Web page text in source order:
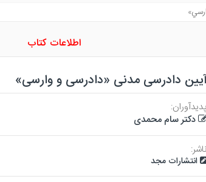
اطلاعات کتاب
دادرسی مدنی «دادرسی و وارسی»
پدیدآوران:
دکتر سام محمدی
ناشر:
انتشارات مجد